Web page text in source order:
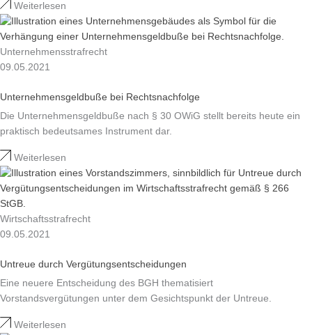
Weiterlesen
Unternehmensstrafrecht
09.05.2021
Unternehmensgeldbuße bei Rechtsnachfolge
Die Unternehmensgeldbuße nach § 30 OWiG stellt bereits heute ein
praktisch bedeutsames Instrument dar.
Weiterlesen
Wirtschaftsstrafrecht
09.05.2021
Untreue durch Vergütungsentscheidungen
Eine neuere Entscheidung des BGH thematisiert
Vorstandsvergütungen unter dem Gesichtspunkt der Untreue.
Weiterlesen